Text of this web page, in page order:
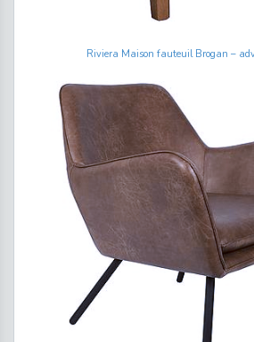
Riviera Maison fauteuil Brogan –